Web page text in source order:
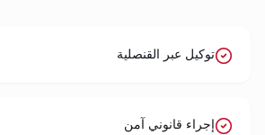
توكيل عبر القنصلية
إجراء قانوني آمن